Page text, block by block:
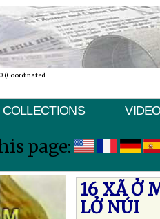
(Coordinated
COLLECTIONS
page:
16 XÃ Ở
LỞ NÚI